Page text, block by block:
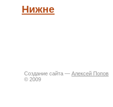
Нижне
Создание сайта — Алексей Попов
© 2009